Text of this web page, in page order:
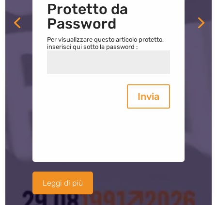
Protetto da
Password
Per visualizzare questo articolo protetto,
inserisci qui sotto la password :
Invia
Leggi di più